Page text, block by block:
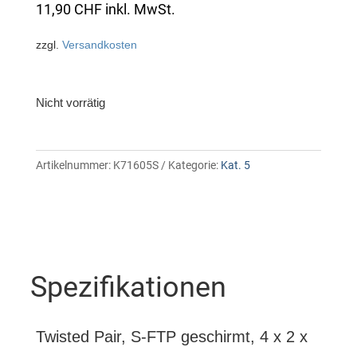
11,90 CHF inkl. MwSt.
zzgl. Versandkosten
Nicht vorrätig
Artikelnummer: K71605S Kategorie: Kat. 5
Spezifikationen
Twisted Pair, S-FTP geschirmt, 4 x 2 x